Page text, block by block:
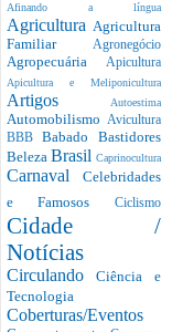
Afinando a língua
Agricultura Agricultura
Familiar Agronegócio
Agropecuária Apicultura
Apicultura e Meliponicultura
Artigos Autoestima
Automobilismo Avicultura
BBBBabado Bastidores
Beleza Brasil Caprinocultura
Carnaval Celebridades
e Famosos Ciclismo
Cidade /
Notícias
CirculandoCiência e
Tecnologia
Coberturas/Eventos